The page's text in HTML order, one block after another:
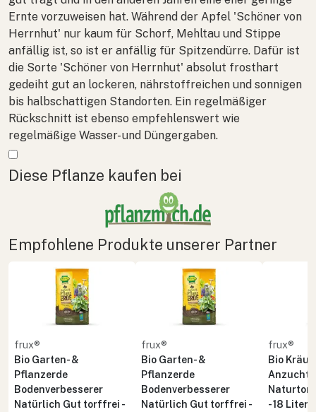
Ernte vorzuweisen hat. Während der Apfel 'Schöner von
Herrnhut' nur kaum für Schorf, Mehltau und Stippe
anfällig ist, so ist er anfällig für Spitzendürre. Dafür ist
die Sorte 'Schöner von Herrnhut' absolut frosthart
gedeiht gut an lockeren, nährstoffreichen und sonnigen
bis halbschattigen Standorten. Ein regelmäßiger
Rückschnitt ist ebenso empfehlenswert wie
regelmäßige Wasser- und Düngergaben.
Mehr anzeigen
Diese Pflanze kaufen bei
Empfohlene Produkte unserer Partner
frux®
Bio Garten- &
Pflanzerde
Bodenverbesserer
Natürlich Gut torffrei -
frux®
Bio Garten- &
Pflanzerde
Bodenverbesserer
Natürlich Gut torffrei -
frux®
Bio
Naturton
- 18 Liter